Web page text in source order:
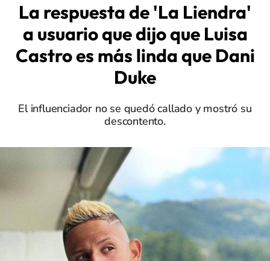
La respuesta de 'La Liendra'
a usuario que dijo que Luisa
Castro es más linda que Dani
Duke
El influenciador no se quedó callado y mostró su
descontento.